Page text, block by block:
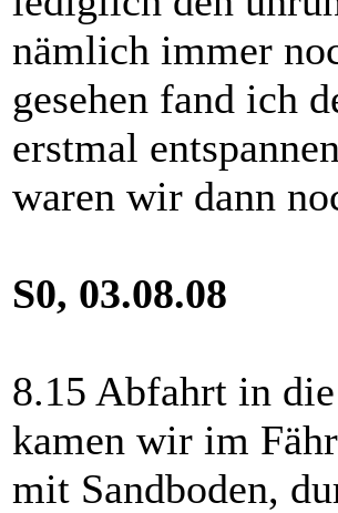
nämlich immer
gesehen fand ich
erstmal
waren wir dann
S0, 03.08.08
8.15 Abfahrt in
kamen wir im
mit Sandboden,